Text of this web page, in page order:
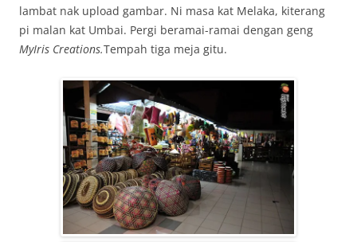
lambat nak upload gambar. Ni masa kat Melaka, kiterang
pi malan kat Umbai. Pergi beramai-ramai dengan geng
MyIris Creations.Tempah tiga meja gitu.